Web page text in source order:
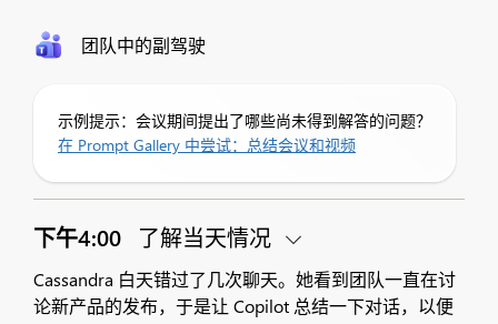
团队中的副驾驶
示例提示：会议期间提出了哪些尚未得到解答的问题？
在 Prompt Gallery 中尝试：总结会议和视频
下午4:00 了解当天情况
Cassandra 白天错过了几次聊天。她看到团队一直在讨
论新产品的发布，于是让 Copilot 总结一下对话，以便